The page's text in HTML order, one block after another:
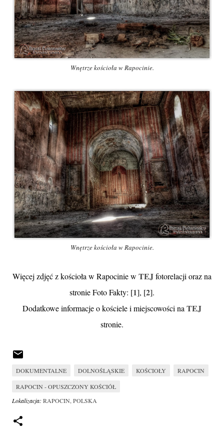
Wnętrze kościoła w Rapocinie.
Wnętrze kościoła w Rapocinie.
Więcej zdjęć z kościoła w Rapocinie w TEJfotorelacji oraz na
stronie Foto Fakty: [1], [2].
Dodatkowe informacje o kościele i miejscowości na TEJ
stronie.
DOKUMENTALNE DOLNOŚLĄSKIE KOŚCIOŁY
RAPOCIN
RAPOCIN - OPUSZCZONY KOŚCIÓŁ
Lokalizacja: RAPOCIN, POLSKA